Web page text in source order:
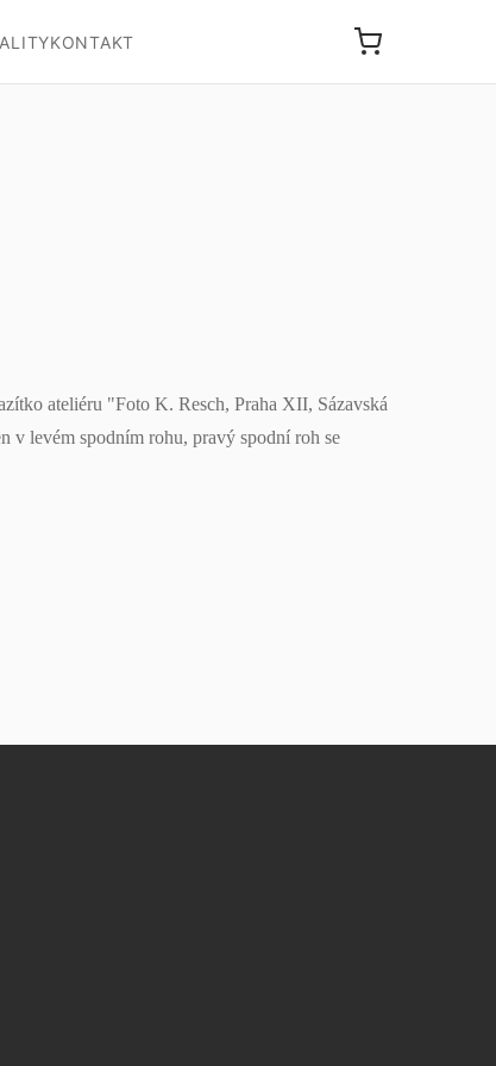
KONTAKT
ateliéru "Foto K. Resch, Praha XII, Sázavská
v levém spodním rohu, pravý spodní roh se